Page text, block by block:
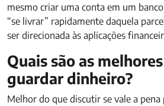
mesmo criar uma conta em um
“se livrar” rapidamente daquela
ser direcionada às aplicações
Quais são as
guardar dinheiro?
Melhor do que discutir se vale a